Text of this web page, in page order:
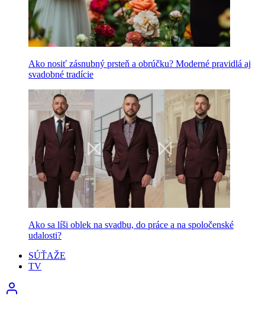
Ako nosiť zásnubný prsteň a obrúčku? Moderné pravidlá aj
svadobné tradície
Ako sa líši oblek na svadbu, do práce a na spoločenské
udalosti?
SÚŤAŽE
TV